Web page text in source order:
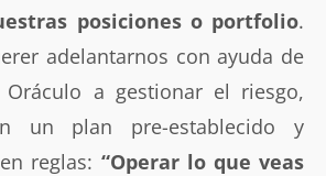
posiciones o portfolio.
adelantarnos con ayuda de
a gestionar el riesgo,
un plan pre-establecido y
reglas: “Operar lo que veas